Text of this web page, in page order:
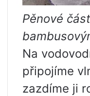
Pěnové
Na
připojíme
zazdíme ji